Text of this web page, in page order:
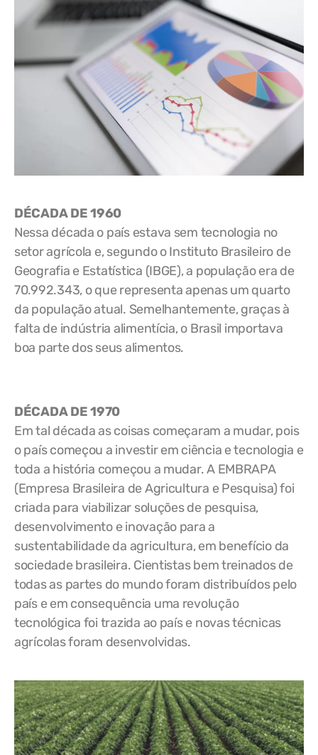
DÉCADA DE 1960
Nessa década o país estava sem tecnologia no
setor agrícola e, segundo o Instituto Brasileiro de
Geografia e Estatística (IBGE), a população era de
70.992.343, o que representa apenas um quarto
da população atual. Semelhantemente, graças à
falta de indústria alimentícia, o Brasil importava
boa parte dos seus alimentos.
DÉCADA DE 1970
Em tal década as coisas começaram a mudar, pois
o país começou a investir em ciência e tecnologia e
toda a história começou a mudar. A EMBRAPA
(Empresa Brasileira de Agricultura e Pesquisa) foi
criada para viabilizar soluções de pesquisa,
desenvolvimento e inovação para a
sustentabilidade da agricultura, em benefício da
sociedade brasileira. Cientistas bem treinados de
todas as partes do mundo foram distribuídos pelo
país e em consequência uma revolução
tecnológica foi trazida ao país e novas técnicas
agrícolas foram desenvolvidas.